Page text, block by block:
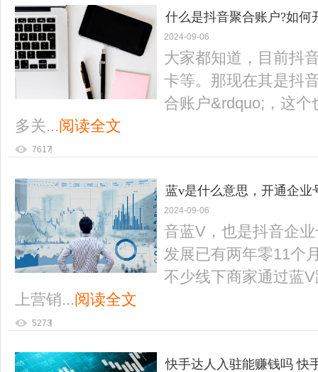
什么是抖音聚合账户?如何
2024-09-06
大家都知道，目前抖
卡等。那现在其是抖
合账户&rdquo;，这
多关...阅读全文
7617
蓝v是什么意思，开通企业
2024-09-06
音蓝V，也是抖音企
发展已有两年零11个
不少线下商家通过蓝
上营销...阅读全文
5273
快手达人入驻能赚钱吗 快